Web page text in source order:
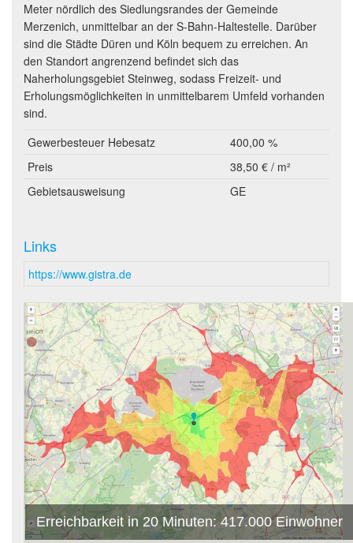
Meter nördlich des Siedlungsrandes der Gemeinde
Merzenich, unmittelbar an der S-Bahn-Haltestelle. Darüber
sind die Städte Düren und Köln bequem zu erreichen. An
den Standort angrenzend befindet sich das
Naherholungsgebiet Steinweg, sodass Freizeit- und
Erholungsmöglichkeiten in unmittelbarem Umfeld vorhanden
sind.
Gewerbesteuer Hebesatz
400,00 %
Preis
38,50 € / m²
Gebietsausweisung
GE
Links
https://www.gistra.de
Erreichbarkeit in 20 Minuten: 417.000 Einwohner